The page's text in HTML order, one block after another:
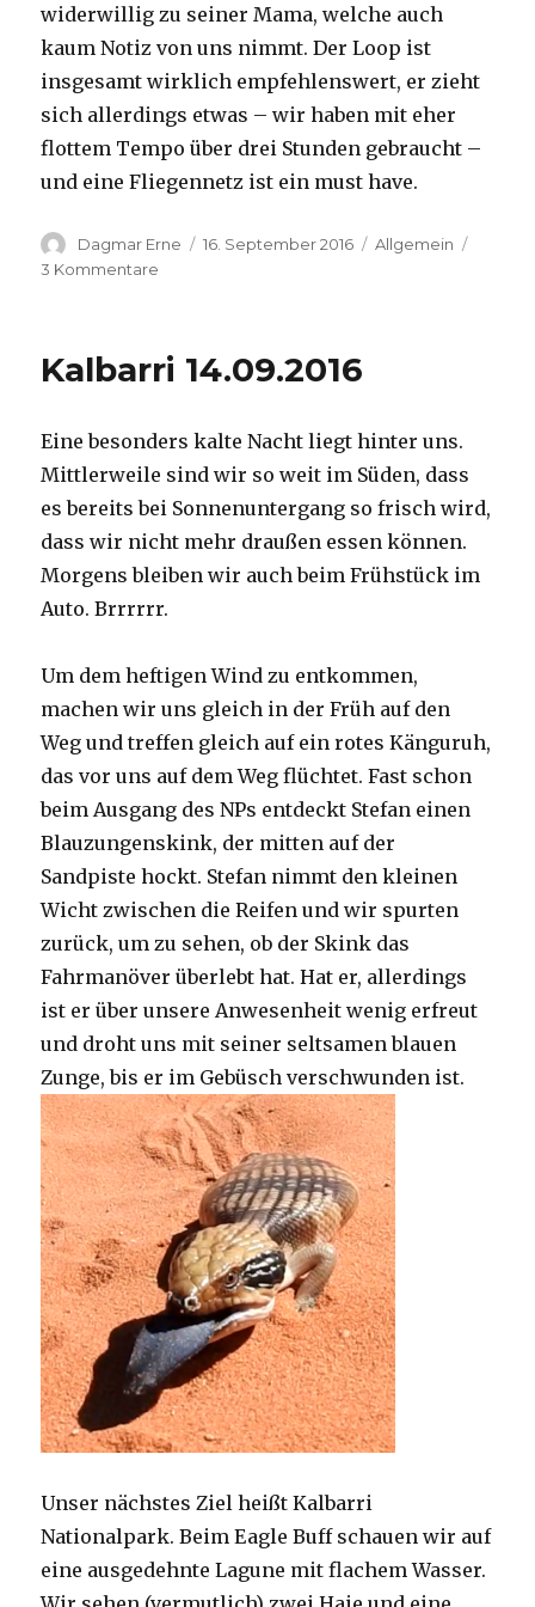
widerwillig zu seiner Mama, welche auch
kaum Notiz von uns nimmt. Der Loop ist
insgesamt wirklich empfehlenswert, er zieht
sich allerdings etwas – wir haben mit eher
flottem Tempo über drei Stunden gebraucht –
und eine Fliegennetz ist ein must have.
Autor
Dagmar Erne
Veröffentlicht
16. September 2016 Kategorien
Allgemein
3 Kommentare
Kalbarri 14.09.2016
Eine besonders kalte Nacht liegt hinter uns.
Mittlerweile sind wir so weit im Süden, dass
es bereits bei Sonnenuntergang so frisch wird,
dass wir nicht mehr draußen essen können.
Morgens bleiben wir auch beim Frühstück im
Auto. Brrrrrr.
Um dem heftigen Wind zu entkommen,
machen wir uns gleich in der Früh auf den
Weg und treffen gleich auf ein rotes Känguruh,
das vor uns auf dem Weg flüchtet. Fast schon
beim Ausgang des NPs entdeckt Stefan einen
Blauzungenskink, der mitten auf der
Sandpiste hockt. Stefan nimmt den kleinen
Wicht zwischen die Reifen und wir spurten
zurück, um zu sehen, ob der Skink das
Fahrmanöver überlebt hat. Hat er, allerdings
ist er über unsere Anwesenheit wenig erfreut
und droht uns mit seiner seltsamen blauen
Zunge, bis er im Gebüsch verschwunden ist.
Unser nächstes Ziel heißt Kalbarri
Nationalpark. Beim Eagle Buff schauen wir auf
eine ausgedehnte Lagune mit flachem Wasser.